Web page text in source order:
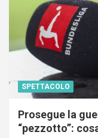
SPETTACOLO
Prosegue la
“pezzotto”: